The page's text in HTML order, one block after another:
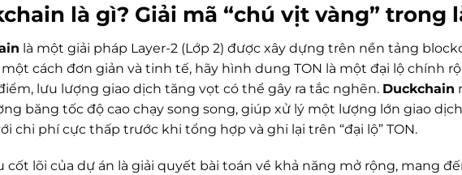
là gì? Giải mã “chú vịt vàng” trong
là một giải pháp Layer-2 (Lớp 2) được xây dựng trên nền tảng
cách đơn giản và tinh tế, hãy hình dung TON là một đại lộ chính
lưu lượng giao dịch tăng vọt có thể gây ra tắc nghẽn. Duckchain
băng tốc độ cao chạy song song, giúp xử lý một lượng lớn giao
chi phí cực thấp trước khi tổng hợp và ghi lại trên “đại lộ” TON.
cốt lõi của dự án là giải quyết bài toán về khả năng mở rộng, mang